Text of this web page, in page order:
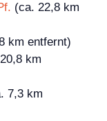
(ca. 22,8 km
km entfernt)
km
7,3 km